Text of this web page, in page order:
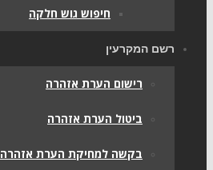
חיפוש גוש חלקה
רשם המקרעין
רישום הערת אזהרה
ביטול הערת אזהרה
בקשה למחיקת הערת אזהרה